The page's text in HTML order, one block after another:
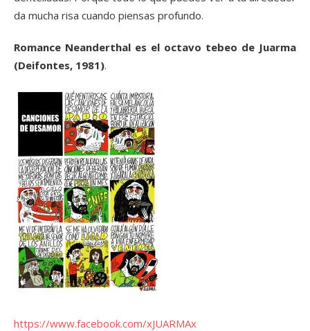
da mucha risa cuando piensas profundo.
Romance Neanderthal es el octavo tebeo de Juarma
(Deifontes, 1981).
https://www.facebook.com/xJUARMAx